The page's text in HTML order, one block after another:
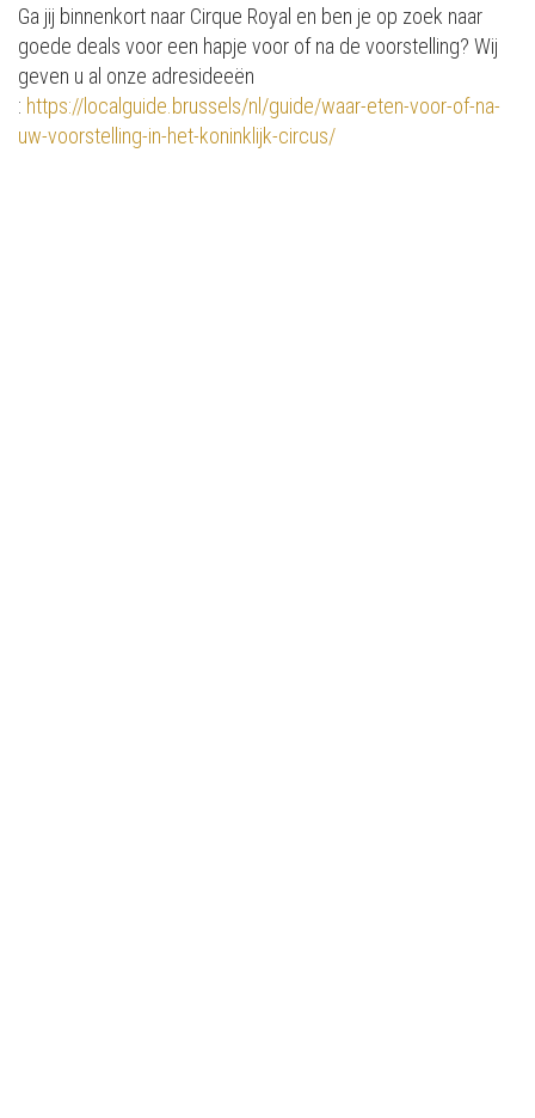
Ga jij binnenkort naar Cirque Royal en ben je op zoek naar
goede deals voor een hapje voor of na de voorstelling? Wij
geven u al onze adresideeën
: https://localguide.brussels/nl/guide/waar-eten-voor-of-na-
uw-voorstelling-in-het-koninklijk-circus/